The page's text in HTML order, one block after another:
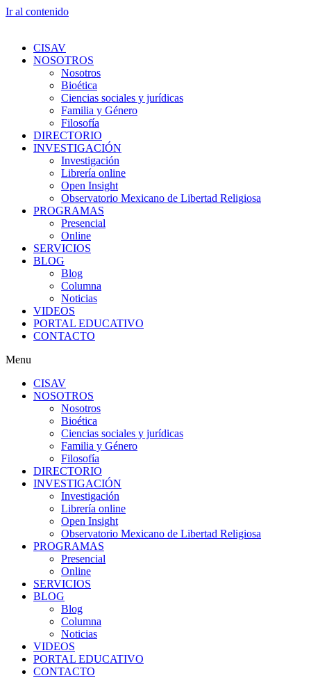
Ir al contenido
CISAV
NOSOTROS
Nosotros
Bioética
Ciencias sociales y jurídicas
Familia y Género
Filosofía
DIRECTORIO
INVESTIGACIÓN
Investigación
Librería online
Open Insight
Observatorio Mexicano de Libertad Religiosa
PROGRAMAS
Presencial
Online
SERVICIOS
BLOG
Blog
Columna
Noticias
VIDEOS
PORTAL EDUCATIVO
CONTACTO
Menu
CISAV
NOSOTROS
Nosotros
Bioética
Ciencias sociales y jurídicas
Familia y Género
Filosofía
DIRECTORIO
INVESTIGACIÓN
Investigación
Librería online
Open Insight
Observatorio Mexicano de Libertad Religiosa
PROGRAMAS
Presencial
Online
SERVICIOS
BLOG
Blog
Columna
Noticias
VIDEOS
PORTAL EDUCATIVO
CONTACTO